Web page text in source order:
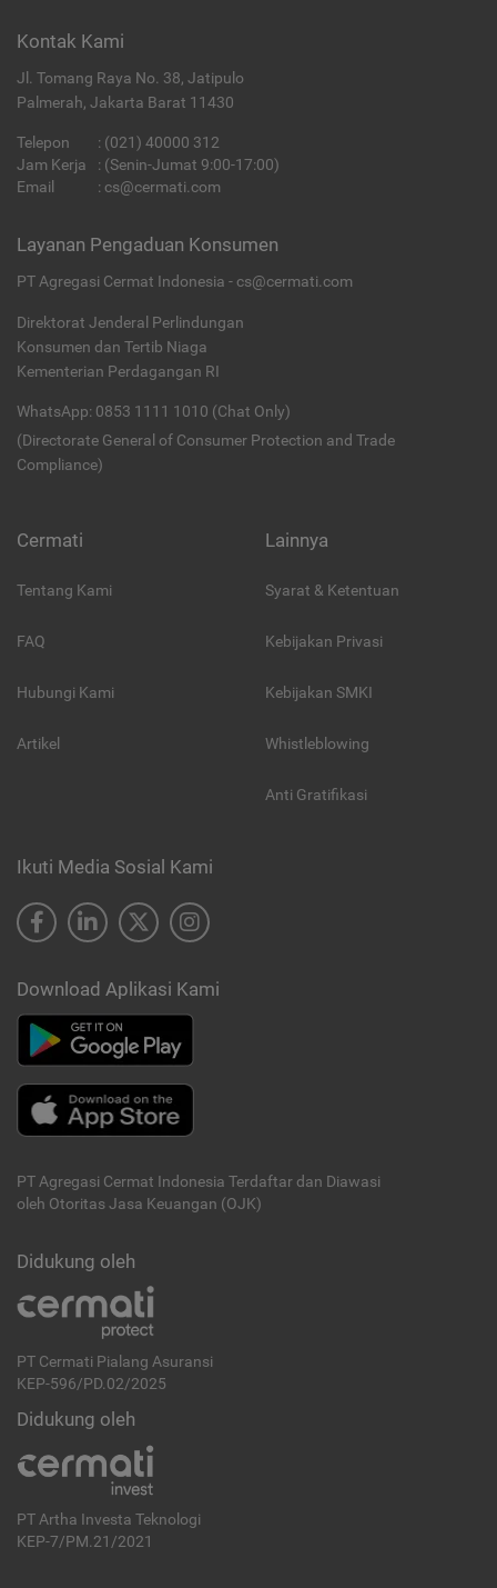
Kontak Kami
Jl. Tomang Raya No. 38, Jatipulo
Palmerah, Jakarta Barat 11430
Telepon : (021) 40000 312
Jam Kerja
: (Senin-Jumat 9:00-17:00)
Email
: cs@cermati.com
Layanan Pengaduan Konsumen
PT Agregasi Cermat Indonesia - cs@cermati.com
Direktorat Jenderal Perlindungan
Konsumen dan Tertib Niaga
Kementerian Perdagangan RI
WhatsApp: 0853 1111 1010 (Chat Only)
(Directorate General of Consumer Protection and Trade
Compliance)
Cermati
Tentang Kami
FAQ
Hubungi Kami
Artikel
Lainnya
Syarat & Ketentuan
Kebijakan Privasi
Kebijakan SMKI
Whistleblowing
Anti Gratifikasi
Ikuti Media Sosial Kami
Download Aplikasi Kami
PT Agregasi Cermat Indonesia Terdaftar dan Diawasi
oleh Otoritas Jasa Keuangan (OJK)
Didukung oleh
PT Cermati Pialang Asuransi
KEP-596/PD.02/2025
Didukung oleh
PT Artha Investa Teknologi
KEP-7/PM.21/2021